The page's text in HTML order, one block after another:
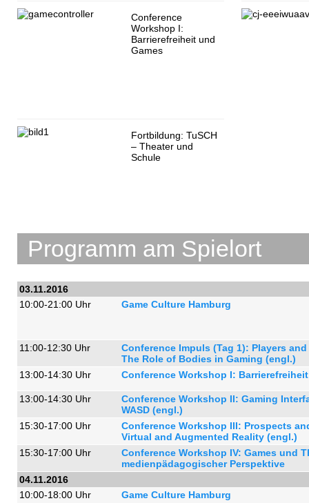
Conference
Workshop I:
Barrierefreiheit und
Games
Fortbildung: TuSCH
– Theater und
Schule
Programm am Spielort
03.11.2016
10:00-21:00 Uhr
Game Culture Hamburg
11:00-12:30 Uhr
Conference Impuls (Tag 1): Players
The Role of Bodies in Gaming (engl.)
13:00-14:30 Uhr
Conference Workshop I:
13:00-14:30 Uhr
Conference Workshop II: Gaming
WASD (engl.)
15:30-17:00 Uhr
Conference Workshop III: Prospects
Virtual and Augmented Reality (engl.)
15:30-17:00 Uhr
Conference Workshop IV: Games und
medienpädagogischer Perspektive
04.11.2016
10:00-18:00 Uhr
Game Culture Hamburg